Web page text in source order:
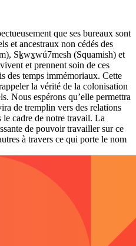
que ses bureaux sont
et ancestraux non cédés des
Sḵwx̱wú7mesh (Squamish) et
et prennent soin de ces
des temps immémoriaux. Cette
la vérité de la colonisation
Nous espérons qu’elle permettra
de tremplin vers des relations
le cadre de notre travail. La
de pouvoir travailler sur ce
à travers ce qui porte le nom